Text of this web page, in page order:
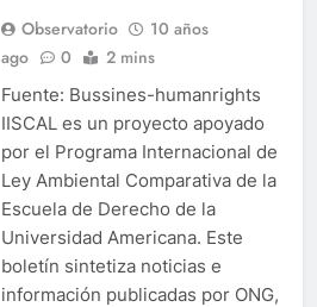
Observatorio
10 años
ago
0 2 mins
Fuente: Bussines-humanrights
IISCAL es un proyecto apoyado
por el Programa Internacional de
Ley Ambiental Comparativa de la
Escuela de Derecho de la
Universidad Americana. Este
boletín sintetiza noticias e
información publicadas por ONG,